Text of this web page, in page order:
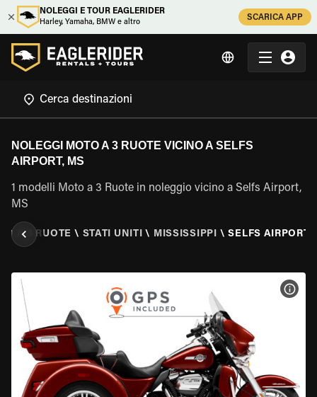
NOLEGGI E TOUR EAGLERIDER
Harley, Yamaha, BMW e altro
SCARICA APP
NOLEGGI MOTO A 3 RUOTE VICINO A SELFS
AIRPORT, MS
1 modelli Moto a 3 Ruote in noleggio vicino a Selfs Airport,
MS
A 3 RUOTE \ STATI UNITI \ MISSISSIPPI \ SELFS AIRPORT,